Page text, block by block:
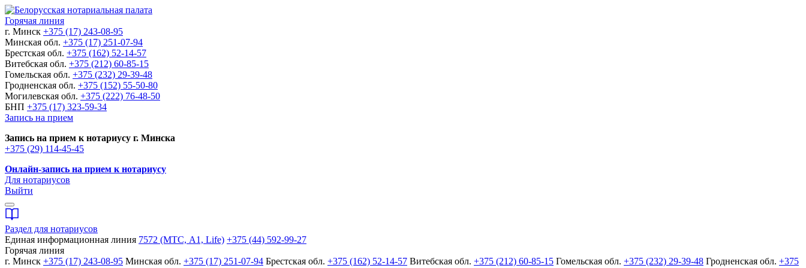
Горячая линия
г. Минск +375 (17) 243-08-95
Минская обл. +375 (17) 251-07-94
Брестская обл. +375 (162) 52-14-57
Витебская обл. +375 (212) 60-85-15
Гомельская обл. +375 (232) 29-39-48
Гродненская обл. +375 (152) 55-50-80
Могилевская обл. +375 (222) 76-48-50
БНП +375 (17) 323-59-34
Запись на прием
Запись на прием к нотариусу г. Минска
+375 (29) 114-45-45
Онлайн-запись на прием к нотариусу
Для нотариусов
Выйти
Раздел для нотариусов
Единая информационная линия 7572 (МТС, A1, Life) +375 (44) 592-99-27
Горячая линия
г. Минск +375 (17) 243-08-95 Минская обл. +375 (17) 251-07-94 Брестская обл. +375 (162) 52-14-57 Витебская обл. +375 (212) 60-85-15 Гомельская обл. +375 (232) 29-39-48 Гродненская обл. +375